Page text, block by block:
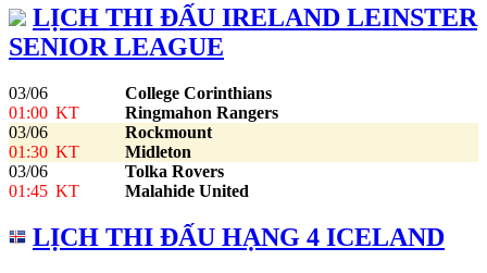
LỊCH THI ĐẤU IRELAND LEINSTER
SENIOR LEAGUE
03/06
01:00 KT
College Corinthians
Ringmahon Rangers
03/06
01:30 KT
Rockmount
Midleton
03/06
01:45 KT
Tolka Rovers
Malahide United
LỊCH THI ĐẤU HẠNG 4 ICELAND